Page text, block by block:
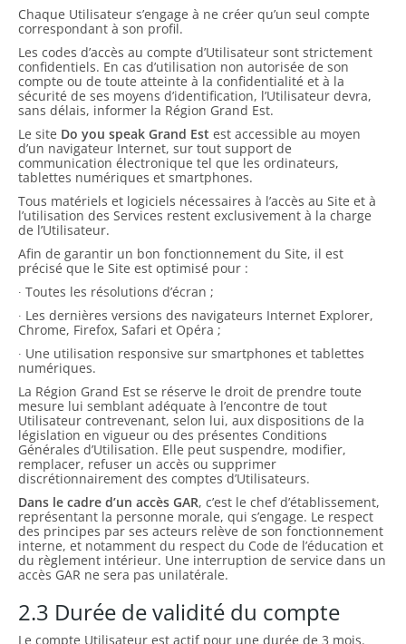
Chaque Utilisateur s’engage à ne créer qu’un seul compte
correspondant à son profil.
Les codes d’accès au compte d’Utilisateur sont strictement
confidentiels. En cas d’utilisation non autorisée de son
compte ou de toute atteinte à la confidentialité et à la
sécurité de ses moyens d’identification, l’Utilisateur devra,
sans délais, informer la Région Grand Est.
Le site Do you speak Grand Est est accessible au moyen
d’un navigateur Internet, sur tout support de
communication électronique tel que les ordinateurs,
tablettes numériques et smartphones.
Tous matériels et logiciels nécessaires à l’accès au Site et à
l’utilisation des Services restent exclusivement à la charge
de l’Utilisateur.
Afin de garantir un bon fonctionnement du Site, il est
précisé que le Site est optimisé pour :
∙ Toutes les résolutions d’écran ;
∙ Les dernières versions des navigateurs Internet Explorer,
Chrome, Firefox, Safari et Opéra ;
∙ Une utilisation responsive sur smartphones et tablettes
numériques.
La Région Grand Est se réserve le droit de prendre toute
mesure lui semblant adéquate à l’encontre de tout
Utilisateur contrevenant, selon lui, aux dispositions de la
législation en vigueur ou des présentes Conditions
Générales d’Utilisation. Elle peut suspendre, modifier,
remplacer, refuser un accès ou supprimer
discrétionnairement des comptes d’Utilisateurs.
Dans le cadre d’un accès GAR, c’est le chef d’établissement,
représentant la personne morale, qui s’engage. Le respect
des principes par ses acteurs relève de son fonctionnement
interne, et notamment du respect du Code de l’éducation et
du règlement intérieur. Une interruption de service dans un
accès GAR ne sera pas unilatérale.
2.3 Durée de validité du compte
Le compte Utilisateur est actif pour une durée de 3 mois.